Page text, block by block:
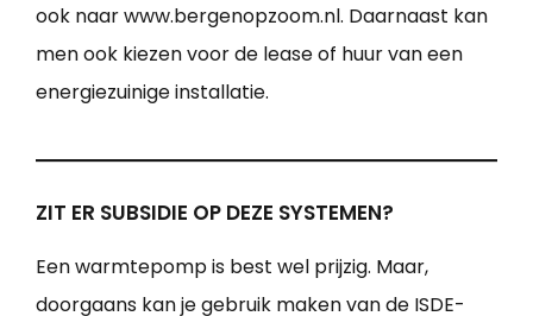
ook naar www.bergenopzoom.nl. Daarnaast kan
men ook kiezen voor de lease of huur van een
energiezuinige installatie.
ZIT ER SUBSIDIE OP DEZE SYSTEMEN?
Een warmtepomp is best wel prijzig. Maar,
doorgaans kan je gebruik maken van de ISDE-